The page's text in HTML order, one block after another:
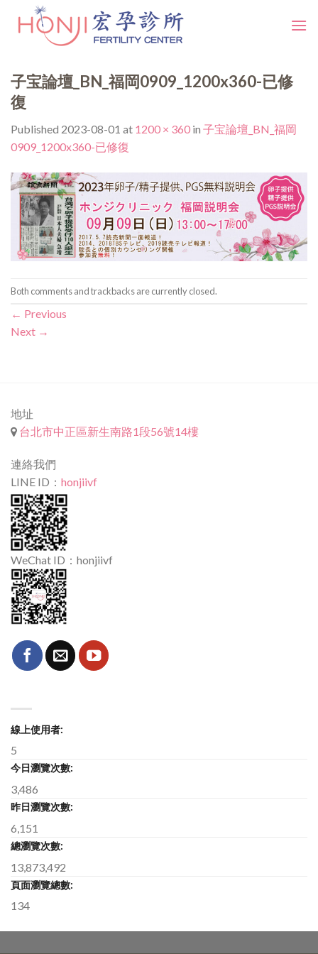
子宝論壇_BN_福岡0909_1200x360-已修
復
Published 2023-08-01 at 1200 × 360 in 子宝論壇_BN_福岡
0909_1200x360-已修復
Both comments and trackbacks are currently closed.
← Previous
Next →
地址
台北市中正區新生南路1段56號14樓
連絡我們
LINE ID： honjiivf
WeChat ID：honjiivf
線上使用者:
5
今日瀏覽次數:
3,486
昨日瀏覽次數:
6,151
總瀏覽次數:
13,873,492
頁面瀏覽總數:
134